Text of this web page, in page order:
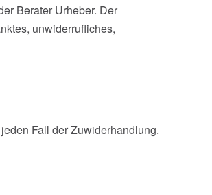
Berater Urheber. Der
unwiderrufliches,
Fall der Zuwiderhandlung.